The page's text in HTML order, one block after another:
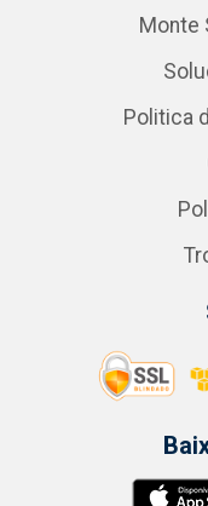
Monte
Politica